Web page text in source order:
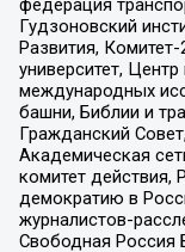
федерация
Гудзоновский
Развития,
университет,
международных
башни, Библии и
Гражданский
Академическая
комитет
демократию в
журналистов-
Свободная Россия